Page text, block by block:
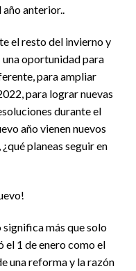
año anterior..
el resto del invierno y
oportunidad para
para ampliar
para lograr nuevas
durante el
año vienen nuevos
planeas seguir en
significa más que solo
el 1 de enero como el
una reforma y la razón